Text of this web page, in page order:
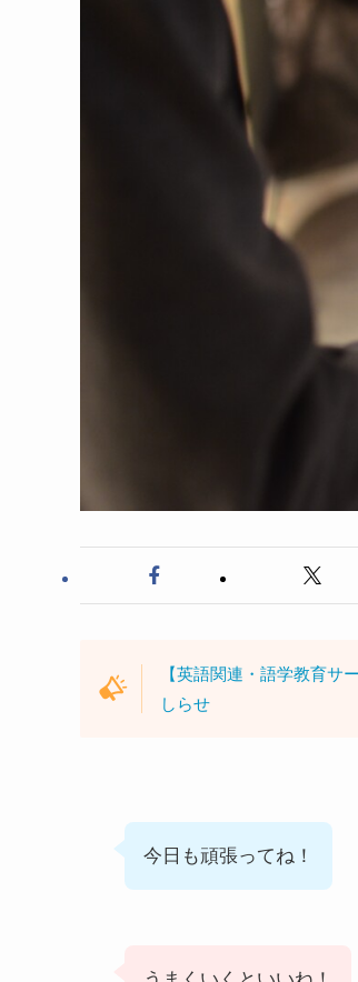
【英語関連・語学教育
しらせ
今日も頑張ってね！